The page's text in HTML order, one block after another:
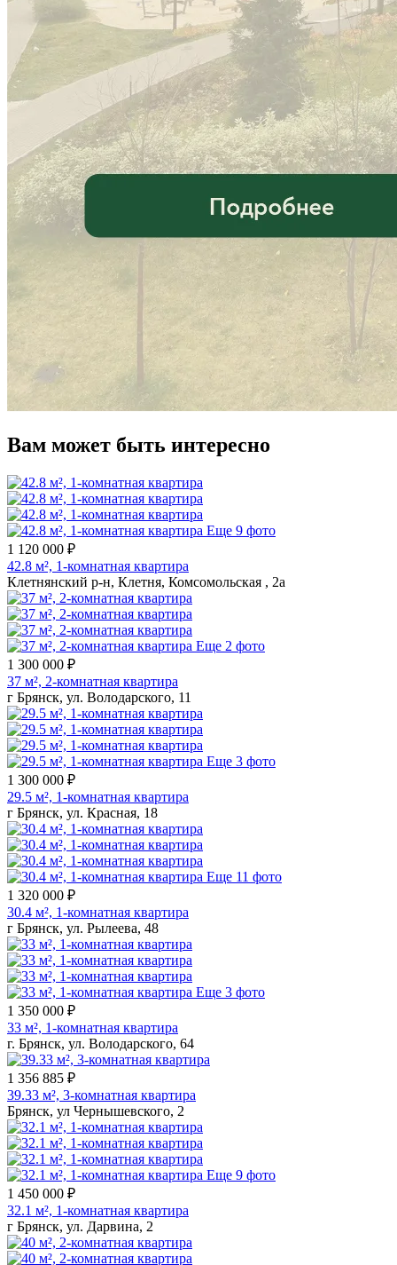
Вам может быть интересно
Еще 9 фото
1 120 000 ₽
42.8 м², 1-комнатная квартира
Клетнянский р-н, Клетня, Комсомольская , 2а
Еще 2 фото
1 300 000 ₽
37 м², 2-комнатная квартира
г Брянск, ул. Володарского, 11
Еще 3 фото
1 300 000 ₽
29.5 м², 1-комнатная квартира
г Брянск, ул. Красная, 18
Еще 11 фото
1 320 000 ₽
30.4 м², 1-комнатная квартира
г Брянск, ул. Рылеева, 48
Еще 3 фото
1 350 000 ₽
33 м², 1-комнатная квартира
г. Брянск, ул. Володарского, 64
1 356 885 ₽
39.33 м², 3-комнатная квартира
Брянск, ул Чернышевского, 2
Еще 9 фото
1 450 000 ₽
32.1 м², 1-комнатная квартира
г Брянск, ул. Дарвина, 2